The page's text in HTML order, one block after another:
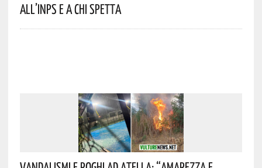
All’INPS E A Chi Spetta